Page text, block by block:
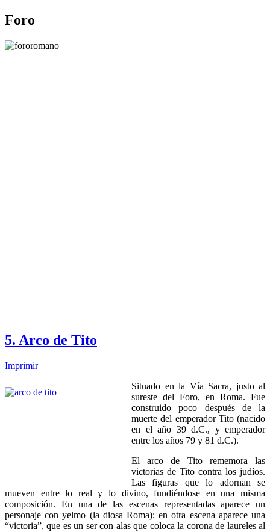
Foro
5. Arco de Tito
Imprimir
Situado en la Vía Sacra, justo al
sureste del Foro, en Roma. Fue
construido poco después de la
muerte del emperador Tito (nacido
en el año 39 d.C., y emperador
entre los años 79 y 81 d.C.).
El arco de Tito rememora las
victorias de Tito contra los judíos.
Las figuras que lo adornan se
mueven entre lo real y lo divino, fundiéndose en una misma
composición. En una de las escenas representadas aparece un
personaje con yelmo (la diosa Roma); en otra escena aparece una
“victoria”, que es un ser con alas que coloca la corona de laureles al